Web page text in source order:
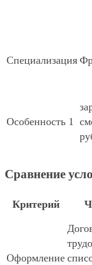
Специализация
Особенность 1
Сравнение
Критерий
Оформление